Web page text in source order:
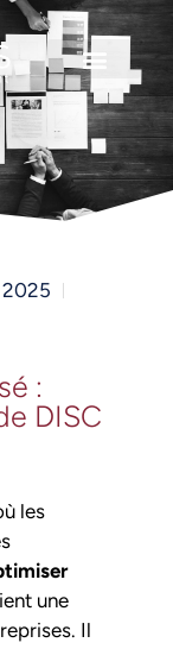
2025
:
DISC
les
une
Il